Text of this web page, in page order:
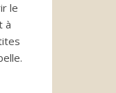
le
à